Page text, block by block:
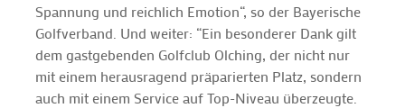
Spannung und reichlich Emotion“, so der Bayerische
Golfverband. Und weiter: “Ein besonderer Dank gilt
dem gastgebenden Golfclub Olching, der nicht nur
mit einem herausragend präparierten Platz, sondern
auch mit einem Service auf Top-Niveau überzeugte.